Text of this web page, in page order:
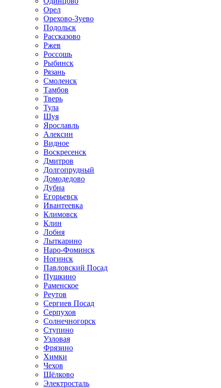
Орел
Орехово-Зуево
Подольск
Рассказово
Ржев
Россошь
Рыбинск
Рязань
Смоленск
Тамбов
Тверь
Тула
Шуя
Ярославль
Алексин
Видное
Воскресенск
Дмитров
Долгопрудный
Домодедово
Дубна
Егорьевск
Ивантеевка
Климовск
Клин
Лобня
Лыткарино
Наро-Фоминск
Ногинск
Павловский Посад
Пушкино
Раменское
Реутов
Сергиев Посад
Серпухов
Солнечногорск
Ступино
Узловая
Фрязино
Химки
Чехов
Щёлково
Электросталь